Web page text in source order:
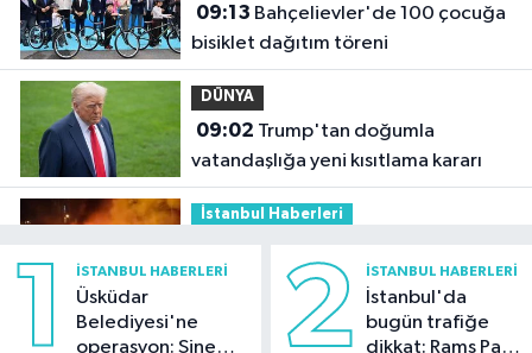
09:13
bisiklet dağıtım töreni
DÜNYA
09:02
vatandaşlığa yeni kısıtlama kararı
İstanbul Haberleri
Peş peşe patlamalar paniğe neden
1 İSTANBUL HABERLERI
Üsküdar
Belediyesi'ne
operasyon: Sinem
2 İSTANBUL HABERLERI
İstanbul'da
bugün trafiğe
dikkat: Rams Park